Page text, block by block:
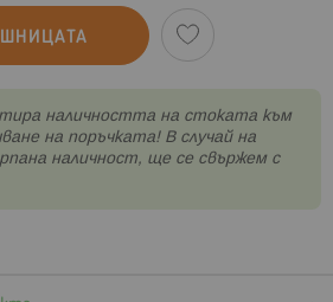
наличността на стоката към
на поръчката! В случай на
наличност, ще се свържем с